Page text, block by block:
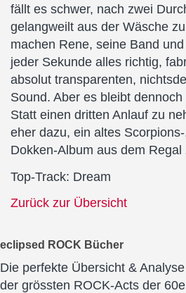
fällt es schwer, nach zwei
gelangweilt aus der Wäsche
machen Rene, seine Band
jeder Sekunde alles richtig,
absolut transparenten,
Sound. Aber es bleibt
Statt einen dritten Anlauf zu
eher dazu, ein altes
Dokken-Album aus dem Regal
Top-Track: Dream
Zurück zur Übersicht
eclipsed ROCK Bücher
Die perfekte Übersicht &
der grössten ROCK-Acts der